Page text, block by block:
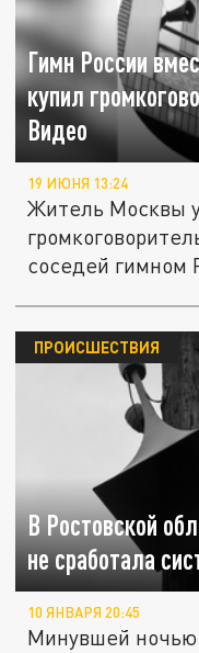
Гимн России
купил
Видео
19 ИЮНЯ 13:24
Житель Москвы
соседей гимном
В Ростовской
не сработала
ПРОИСШЕСТВИЯ
10 ЯНВАРЯ 20:45
Минувшей ночью